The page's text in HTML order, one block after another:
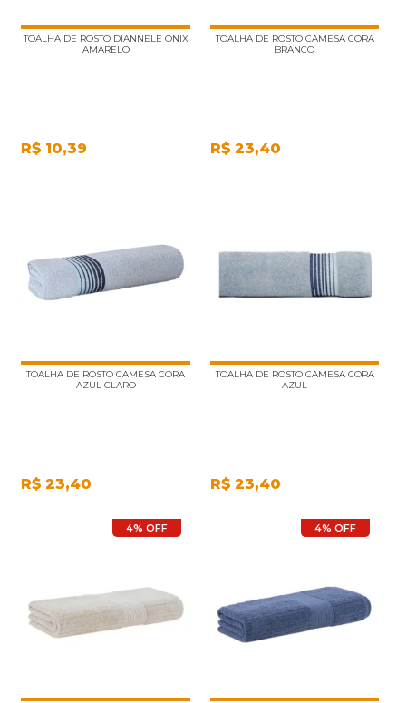
TOALHA DE ROSTO DIANNELE ONIX
AMARELO
R$ 10,39
TOALHA DE ROSTO CAMESA CORA
BRANCO
R$ 23,40
TOALHA DE ROSTO CAMESA CORA
AZUL CLARO
R$ 23,40
TOALHA DE ROSTO CAMESA CORA
AZUL
R$ 23,40
4% OFF 4% OFF